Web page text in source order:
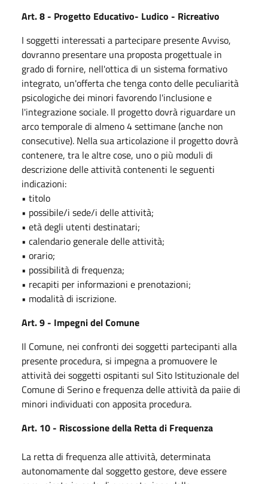
Art. 8 - Progetto Educativo- Ludico - Ricreativo
I soggetti interessati a partecipare presente Avviso,
dovranno presentare una proposta progettuale in
grado di fornire, nell'ottica di un sistema formativo
integrato, un'offerta che tenga conto delle peculiarità
psicologiche dei minori favorendo l'inclusione e
l'integrazione sociale. Il progetto dovrà riguardare un
arco temporale di almeno 4 settimane (anche non
consecutive). Nella sua articolazione il progetto dovrà
contenere, tra le altre cose, uno o più moduli di
descrizione delle attività contenenti le seguenti
indicazioni:
• titolo
• possibile/i sede/i delle attività;
• età degli utenti destinatari;
• calendario generale delle attività;
• orario;
• possibilità di frequenza;
• recapiti per informazioni e prenotazioni;
• modalità di iscrizione.
Art. 9 - Impegni del Comune
Il Comune, nei confronti dei soggetti partecipanti alla
presente procedura, si impegna a promuovere le
attività dei soggetti ospitanti sul Sito Istituzionale del
Comune di Serino e frequenza delle attività da paiie di
minori individuati con apposita procedura.
Art. 10 - Riscossione della Retta di Frequenza
La retta di frequenza alle attività, determinata
autonomamente dal soggetto gestore, deve essere